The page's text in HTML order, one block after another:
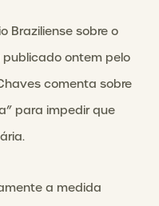
Braziliense sobre o
publicado ontem pelo
comenta sobre
para impedir que
a medida